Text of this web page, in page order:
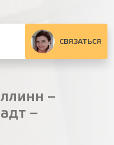
СВЯЗАТЬСЯ
–
–